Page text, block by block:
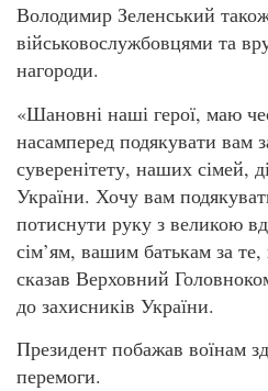
Володимир Зеленський
військовослужбовцями та
нагороди.
«Шановні наші герої, маю
насамперед подякувати вам
суверенітету, наших сімей,
України. Хочу вам
потиснути руку з великою
сім’ям, вашим батькам за
сказав Верховний
до захисників України.
Президент побажав воїнам
перемоги.